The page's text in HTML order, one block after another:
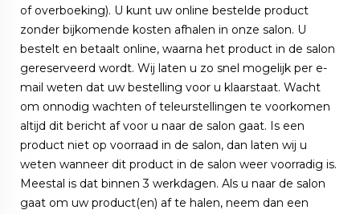
of overboeking). U kunt uw online bestelde product
zonder bijkomende kosten afhalen in onze salon. U
bestelt en betaalt online, waarna het product in de salon
gereserveerd wordt. Wij laten u zo snel mogelijk per e-
mail weten dat uw bestelling voor u klaarstaat. Wacht
om onnodig wachten of teleurstellingen te voorkomen
altijd dit bericht af voor u naar de salon gaat. Is een
product niet op voorraad in de salon, dan laten wij u
weten wanneer dit product in de salon weer voorradig is.
Meestal is dat binnen 3 werkdagen. Als u naar de salon
gaat om uw product(en) af te halen, neem dan een